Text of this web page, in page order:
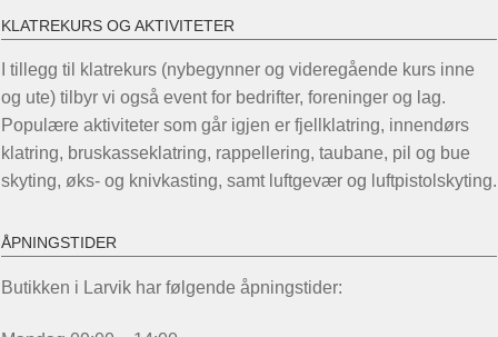
KLATREKURS OG AKTIVITETER
I tillegg til klatrekurs (nybegynner og videregående kurs inne
og ute) tilbyr vi også event for bedrifter, foreninger og lag.
Populære aktiviteter som går igjen er fjellklatring, innendørs
klatring, bruskasseklatring, rappellering, taubane, pil og bue
skyting, øks- og knivkasting, samt luftgevær og luftpistolskyting.
ÅPNINGSTIDER
Butikken i Larvik har følgende åpningstider: